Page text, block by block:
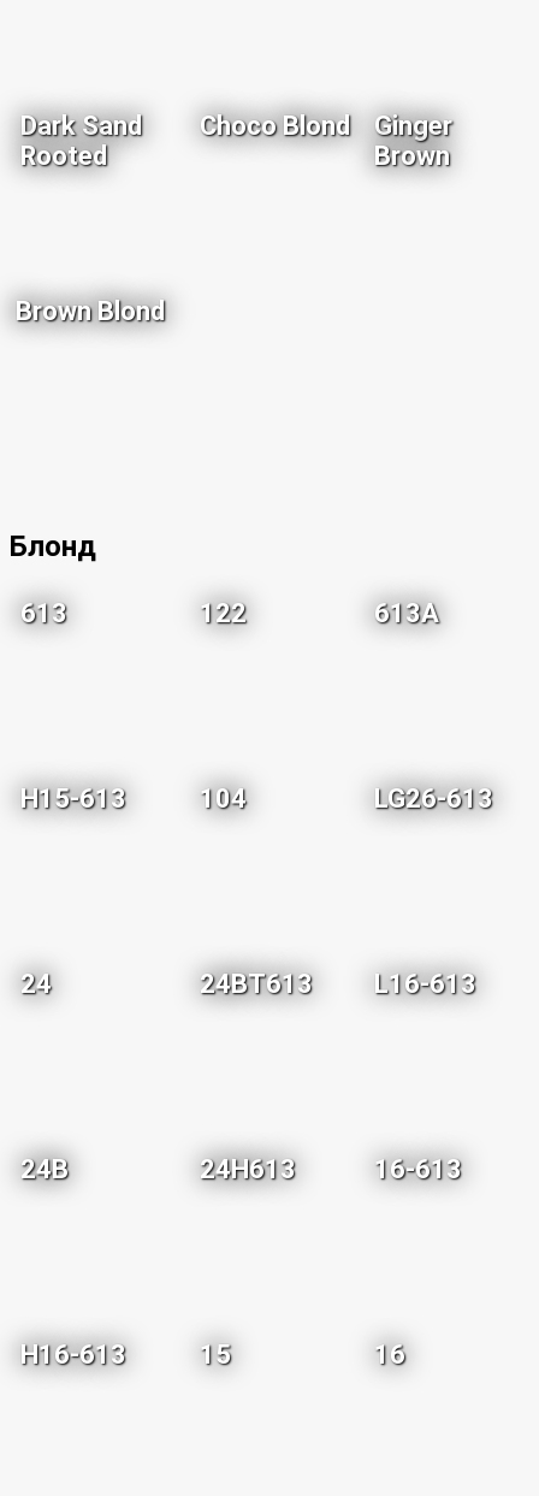
Dark Sand
Rooted
Choco Blond
Ginger
Brown
Brown Blond
Блонд
613 122 613A
H15-613 104 LG26-613
24 24BT613 L16-613
24B 24H613 16-613
H16-613 15 16